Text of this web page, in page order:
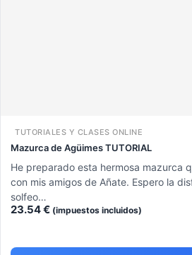
TUTORIALES Y CLASES ONLINE
Mazurca de Agüimes TUTORIAL
He preparado esta hermosa mazurca
con mis amigos de Añate. Espero la
solfeo…
23.54€ (impuestos incluidos)